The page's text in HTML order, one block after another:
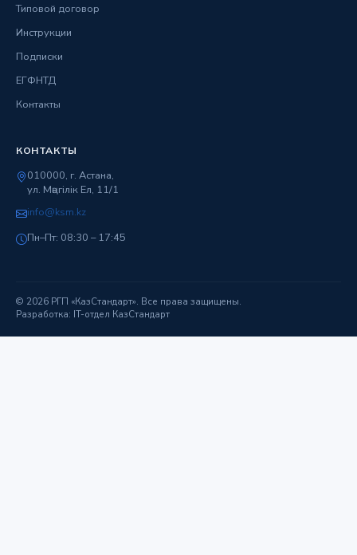
Типовой договор
Инструкции
Подписки
ЕГФНТД
Контакты
КОНТАКТЫ
010000, г. Астана,
ул. Мәңгілік Ел, 11/1
info@ksm.kz
Пн–Пт: 08:30 – 17:45
© 2026 РГП «КазСтандарт». Все права защищены.
Разработка: IT-отдел КазСтандарт